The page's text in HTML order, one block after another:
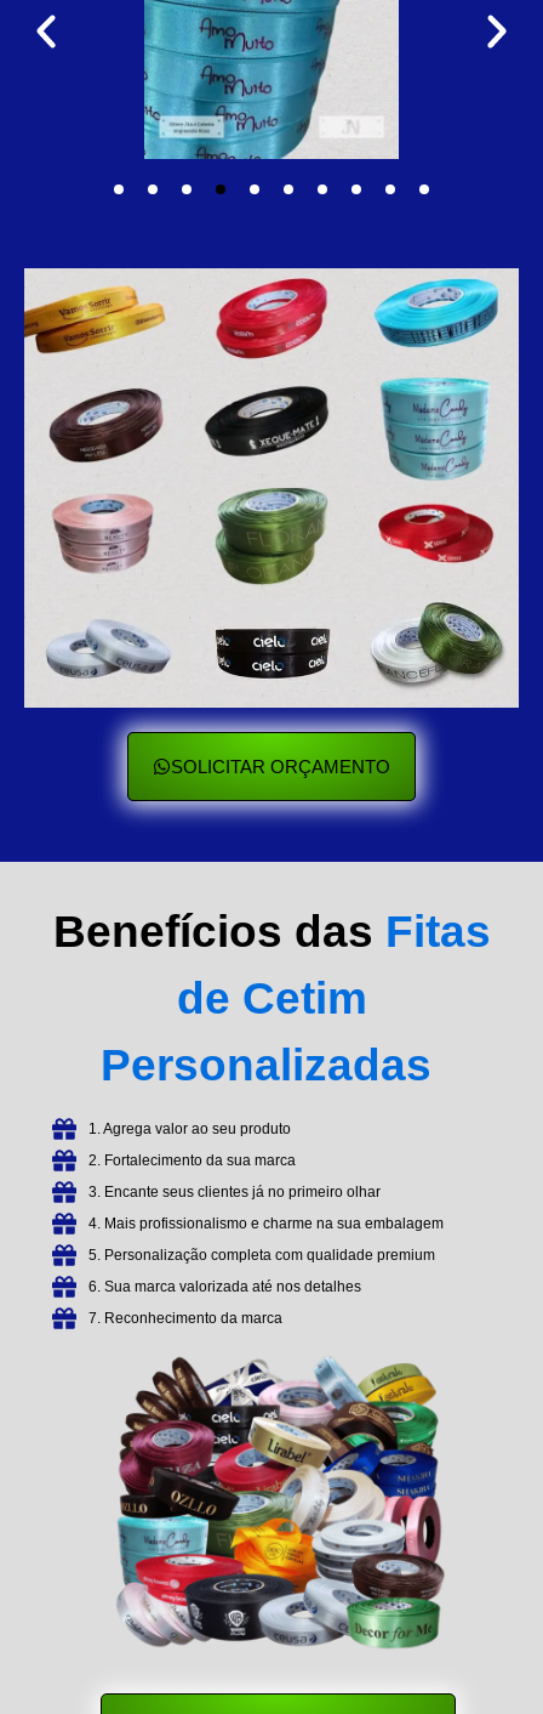
SOLICITAR ORÇAMENTO
Benefícios das Fitas
de Cetim
Personalizadas
1. Agrega valor ao seu produto
2. Fortalecimento da sua marca
3. Encante seus clientes já no primeiro olhar
4. Mais profissionalismo e charme na sua embalagem
5. Personalização completa com qualidade premium
6. Sua marca valorizada até nos detalhes
7. Reconhecimento da marca